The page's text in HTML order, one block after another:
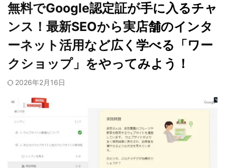
無料でGoogle認定証が手に入るチャ
ンス！最新SEOから実店舗のインタ
ーネット活用など広く学べる「ワー
クショップ」をやってみよう！
2026年2月16日